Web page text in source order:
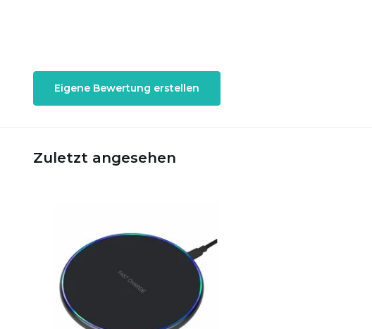
Eigene Bewertung erstellen
Zuletzt angesehen